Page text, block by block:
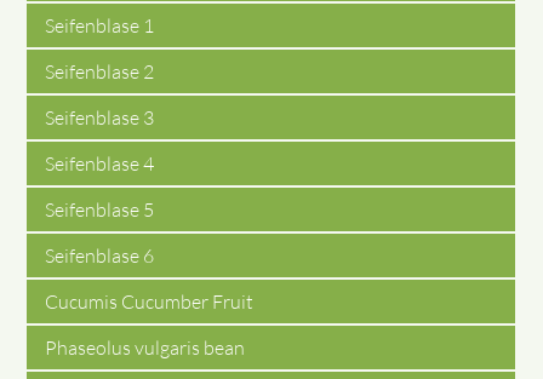
Seifenblase 1
Seifenblase 2
Seifenblase 3
Seifenblase 4
Seifenblase 5
Seifenblase 6
Cucumis Cucumber Fruit
Phaseolus vulgaris bean